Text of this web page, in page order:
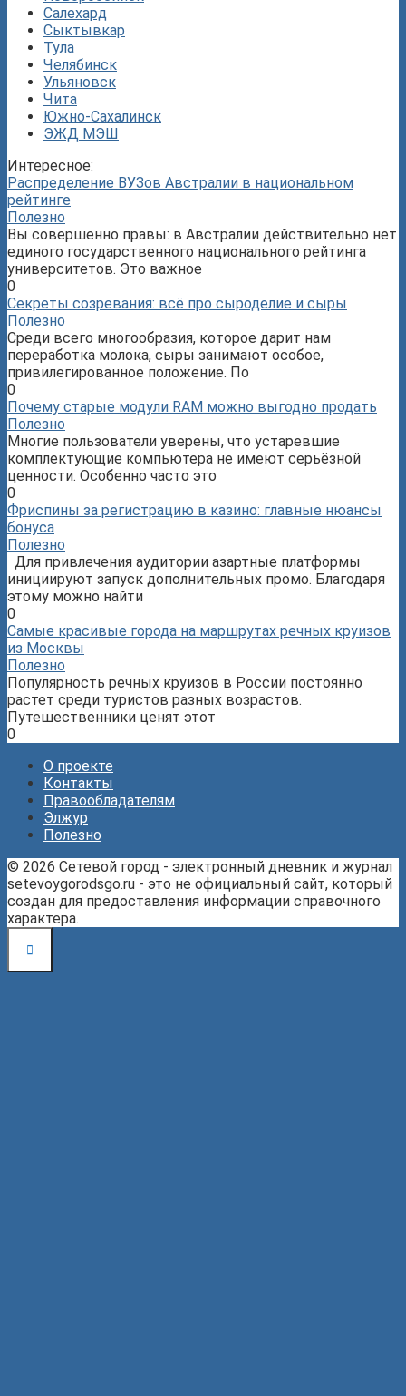
Салехард
Сыктывкар
Тула
Челябинск
Ульяновск
Чита
Южно-Сахалинск
ЭЖД МЭШ
Интересное:
Распределение ВУЗов Австралии в национальном
рейтинге
Полезно
Вы совершенно правы: в Австралии действительно нет
единого государственного национального рейтинга
университетов. Это важное
0
Секреты созревания: всё про сыроделие и сыры
Полезно
Среди всего многообразия, которое дарит нам
переработка молока, сыры занимают особое,
привилегированное положение. По
0
Почему старые модули RAM можно выгодно продать
Полезно
Многие пользователи уверены, что устаревшие
комплектующие компьютера не имеют серьёзной
ценности. Особенно часто это
0
Фриспины за регистрацию в казино: главные нюансы
бонуса
Полезно
Для привлечения аудитории азартные платформы
инициируют запуск дополнительных промо. Благодаря
этому можно найти
0
Самые красивые города на маршрутах речных круизов
из Москвы
Полезно
Популярность речных круизов в России постоянно
растет среди туристов разных возрастов.
Путешественники ценят этот
0
О проекте
Контакты
Правообладателям
Элжур
Полезно
© 2026 Сетевой город - электронный дневник и журнал
setevoygorodsgo.ru - это не официальный сайт, который
создан для предоставления информации справочного
характера.